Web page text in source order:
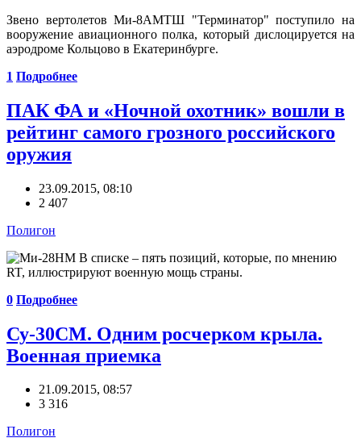
Звено вертолетов Ми-8АМТШ "Терминатор" поступило на
вооружение авиационного полка, который дислоцируется на
аэродроме Кольцово в Екатеринбурге.
1 Подробнее
ПАК ФА и «Ночной охотник» вошли в
рейтинг самого грозного российского
оружия
23.09.2015, 08:10
2 407
Полигон
В списке – пять позиций, которые, по мнению
RT, иллюстрируют военную мощь страны.
0 Подробнее
Су-30СМ. Одним росчерком крыла.
Военная приемка
21.09.2015, 08:57
3 316
Полигон